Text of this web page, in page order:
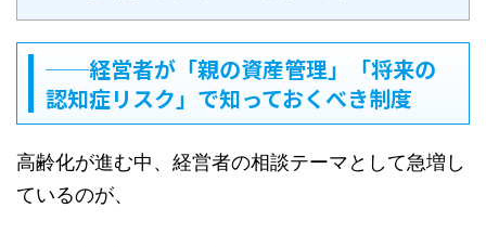
──経営者が「親の資産管理」「将来の
認知症リスク」で知っておくべき制度
高齢化が進む中、経営者の相談テーマとして急増し
ているのが、